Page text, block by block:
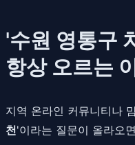
'수원 영통구
항상 오르는
지역 온라인 커뮤니티나
천'이라는 질문이 올라오